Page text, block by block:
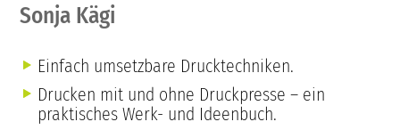
Sonja Kägi
Einfach umsetzbare Drucktechniken.
Drucken mit und ohne Druckpresse – ein
praktisches Werk- und Ideenbuch.